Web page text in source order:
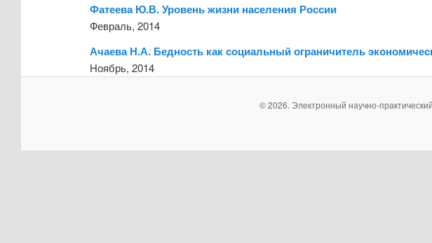
Фатеева Ю.В. Уровень жизни населения России
Февраль, 2014
Ачаева Н.А. Бедность как социальный ограничитель
Ноябрь, 2014
© 2026. Электронный научно-